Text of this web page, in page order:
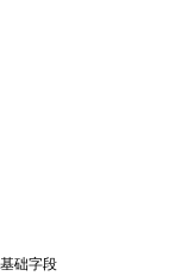
基础字段